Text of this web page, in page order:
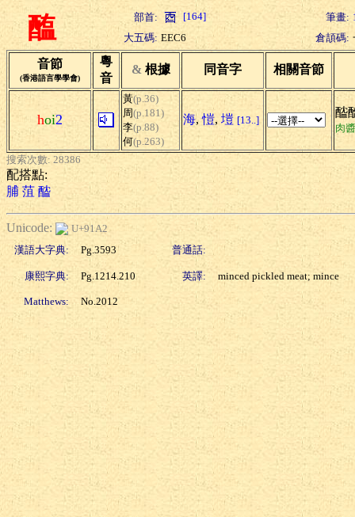
醢 部首: [164] 筆畫:
大五碼: EEC6 倉頡碼:
音節
(香港語言學學會)
粵
音
& 根據 同音字 相關音節
hoi2
黃(p.36)
周(p.181)
李(p.88)
何(p.263)
海,愷, 塏 [13..]
醓
肉醬
搜索次數: 28386
配搭點:
脯 菹 醓
Unicode:
U+91A2
漢語大字典:
Pg.3593 普通話:
康熙字典: Pg.1214.210 英譯: minced pickled meat; mince
Matthews: No.2012